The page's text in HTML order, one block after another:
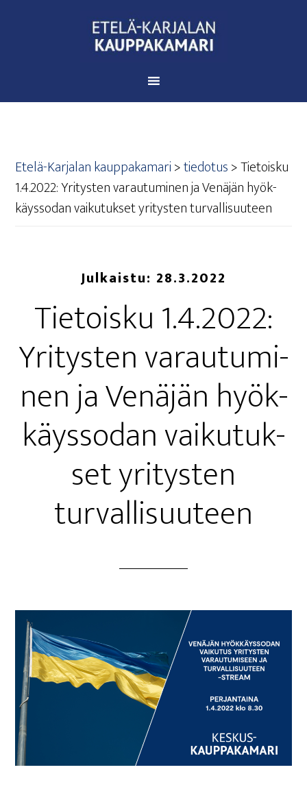
Etelä-Karjalan kauppakamari>tiedotus>Tie­tois­ku
1.4.2022: Yri­tys­ten varau­tu­mi­nen ja Venä­jän hyök­
käys­so­dan vai­ku­tuk­set yri­tys­ten turvallisuuteen
Julkaistu: 28.3.2022
Tie­tois­ku 1.4.2022:
Yri­tys­ten varau­tu­mi­
nen ja Venä­jän hyök­
käys­so­dan vai­ku­tuk­
set yri­tys­ten
turvallisuuteen